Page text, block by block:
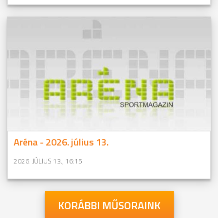
Aréna - 2026. július 13.
2026. JÚLIUS 13., 16:15
KORÁBBI MŰSORAINK